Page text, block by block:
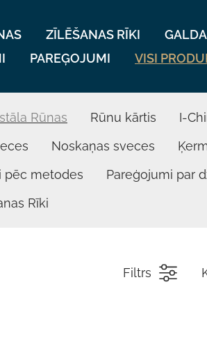
ZĪLĒŠANAS RĪKI
PAREĢOJUMI VISI
Rūnas Rūnu kārtis I-
Noskaņas sveces
pēc metodes Pareģojumi par
Rīki
Filtrs